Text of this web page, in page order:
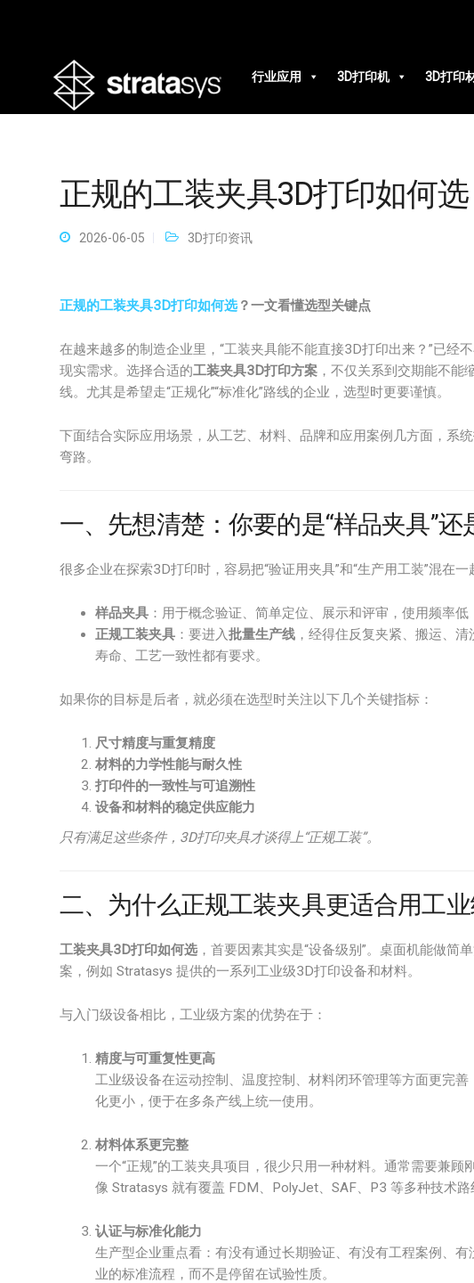
行业应用
3D打印机 3D打印
正规的工装夹具3D打印如何选
2026-06-05 3D打印资讯
正规的工装夹具3D打印如何选？一文看懂选型关键点
在越来越多的制造企业里，“工装夹具能不能直接3D打印出来？”已经
现实需求。选择合适的工装夹具3D打印方案 ，不仅关系到交期能不能
线。尤其是希望走“正规化”“标准化”路线的企业，选型时更要谨慎。
下面结合实际应用场景，从工艺、材料、品牌和应用案例几方面，系
弯路。
一、先想清楚：你要的是“样品夹具”还
很多企业在探索3D打印时，容易把“验证用夹具”和“生产用工装”混在一
样品夹具 ：用于概念验证、简单定位、展示和评审，使用频率低
正规工装夹具 ：要进入批量生产线 ，经得住反复夹紧、搬运、
寿命、工艺一致性都有要求。
如果你的目标是后者，就必须在选型时关注以下几个关键指标：
尺寸精度与重复精度
材料的力学性能与耐久性
打印件的一致性与可追溯性
设备和材料的稳定供应能力
只有满足这些条件，3D打印夹具才谈得上“正规工装”。
二、为什么正规工装夹具更适合用工业
工装夹具3D打印如何选 ，首要因素其实是“设备级别”。桌面机能做
案，例如 Stratasys 提供的一系列工业级3D打印设备和材料。
与入门级设备相比，工业级方案的优势在于：
精度与可重复性更高
工业级设备在运动控制、温度控制、材料闭环管理等方面更完
化更小，便于在多条产线上统一使用。
材料体系更完整
一个“正规”的工装夹具项目，很少只用一种材料。通常需要兼顾
像 Stratasys 就有覆盖 FDM、PolyJet、SAF、P3 等多种技术路
认证与标准化能力
生产型企业重点看：有没有通过长期验证、有没有工程案例、
业的标准流程，而不是停留在试验性质。